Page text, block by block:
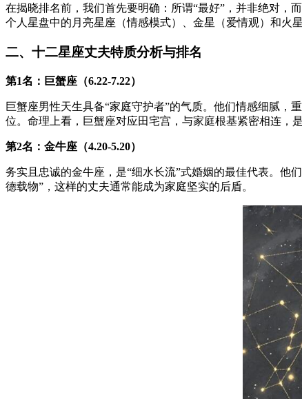
在揭晓排名前，我们首先要明确：所谓“最好”，并非绝对，
个人星盘中的月亮星座（情感模式）、金星（爱情观）和火
二、十二星座丈夫特质分析与排名
第1名：巨蟹座（6.22-7.22）
巨蟹座男性天生具备“家庭守护者”的气质。他们情感细腻
位。命理上看，巨蟹座对应田宅宫，与家庭根基紧密相连，
第2名：金牛座（4.20-5.20）
务实且忠诚的金牛座，是“细水长流”式婚姻的最佳代表。
德载物”，这样的丈夫通常能成为家庭坚实的后盾。